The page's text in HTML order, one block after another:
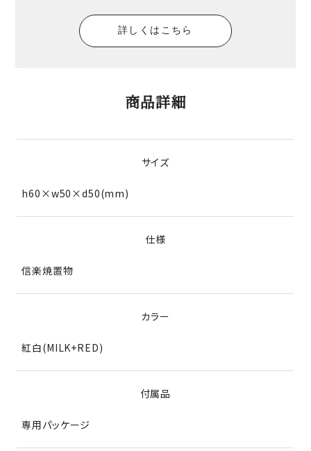
詳しくはこちら
商品詳細
サイズ
h60×w50×d50(mm)
仕様
信楽焼置物
カラー
紅白(MILK+RED)
付属品
専用パッケージ